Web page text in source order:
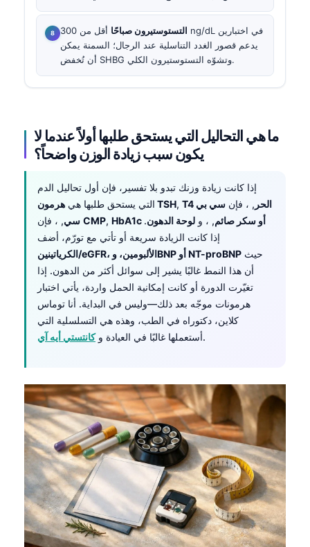
التستوستيرون صباحًا
أقل من 300 ng/dL في اختبارين
يدعم قصور الغدد التناسلية عند الرجال؛ السمنة يمكن
أن تُخفض SHBG وتشوّه التستوستيرون الكلي.
ما هي التحاليل التي يستحق طلبها أولاً عندما لا
يكون سبب زيادة الوزن واضحاً؟
إذا كانت زيادة وزنك تبدو بلا تفسير، فإن أول تحاليل الدم
التي يستحق طلبها هي هرمون TSH, T4 الحر , ، فإن سي بي
سي CMP, HbA1c أو سكر صائم, ، و لوحة الدهون.
إذا كانت الزيادة سريعة أو تأتي مع تورّم، أضف
الكرياتينين/eGFR، الألبومين، وBNP أو NT-proBNP
أن هذا النمط غالبًا يشير إلى سوائل أكثر من الدهون. إذا
تغيّرت الدورة أو كانت إمكانية الحمل واردة، يأتي اختبار
هرمونات موجّه بعد ذلك—وليس في البداية. أنا توماس
كلاين، دكتوراه في الطب، وهذه هي التسلسلية التي
أستعملها غالبًا في العيادة وكانتستي أيه آي .